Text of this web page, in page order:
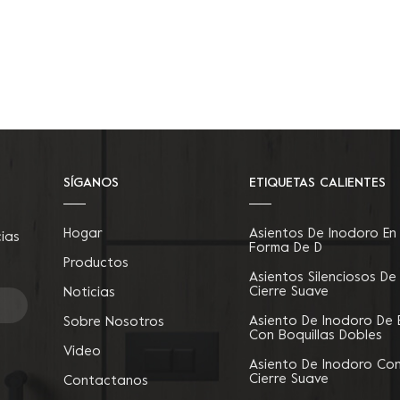
SÍGANOS
Hogar
Productos
Noticias
Sobre Nosotros
Video
Contactanos
ETIQUETAS CALIENTES
Asientos De Inodoro En
Forma De D
Asientos Silenciosos De
Cierre Suave
Asiento De Inodoro De
Con Boquillas Dobles
Asiento De Inodoro
Cierre Suave